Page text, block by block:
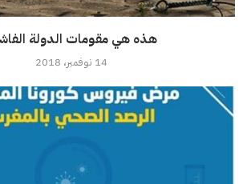
هذه هي مقومات الدولة
14 نوفمبر، 2018